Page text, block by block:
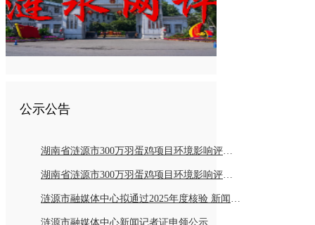
公示公告
湖南省涟源市300万羽蛋鸡项目环境影响评价报告书报批前公示
湖南省涟源市300万羽蛋鸡项目环境影响评价公众参与第二次公示
涟源市融媒体中心拟通过2025年度核验 新闻记者持证情况公示
涟源市融媒体中心新闻记者证申领公示